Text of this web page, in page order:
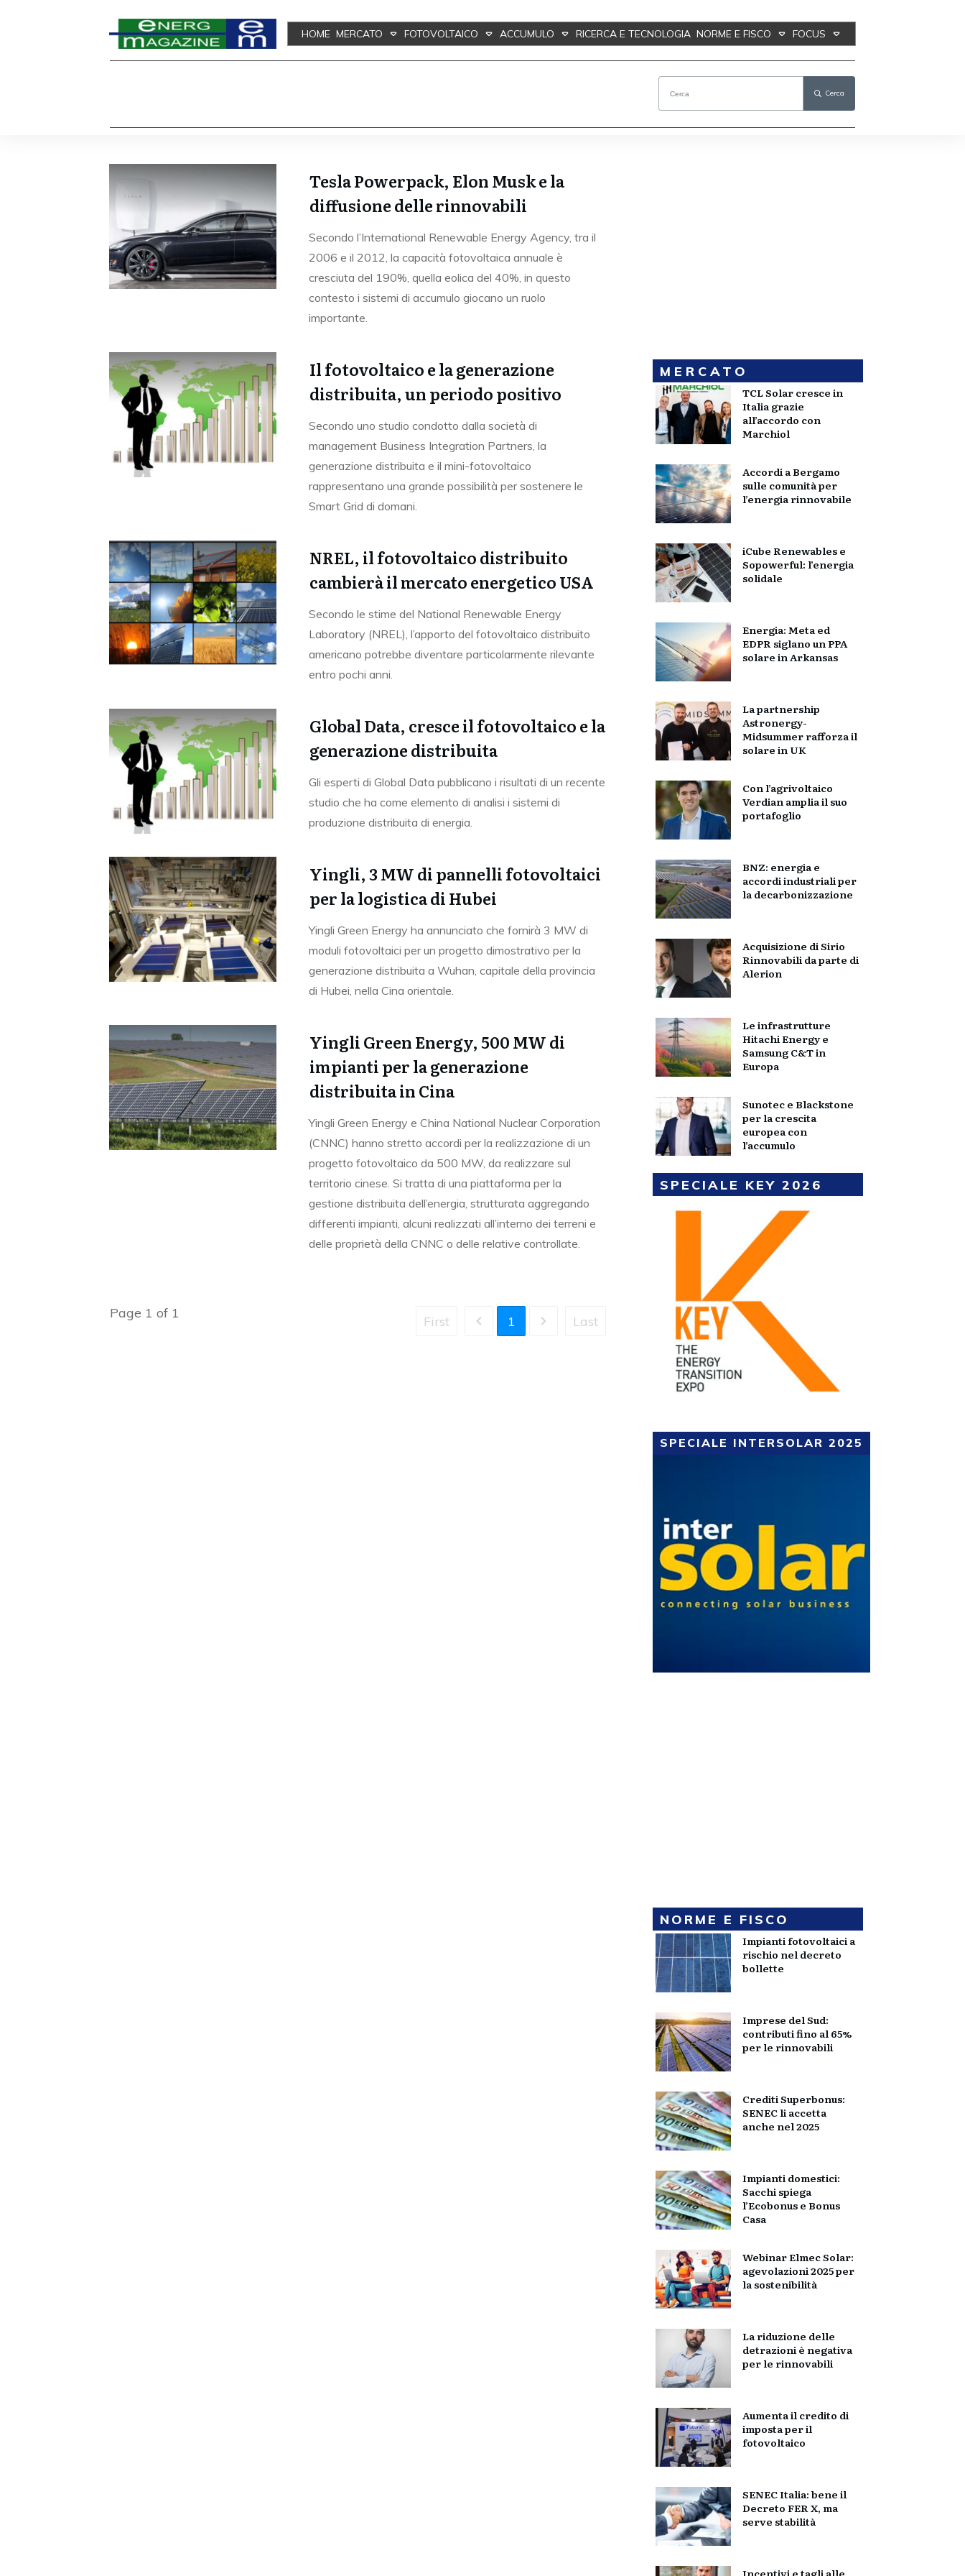
HOME MERCATO FOTOVOLTAICO ACCUMULO RICERCA E TECNOLOGIA NORME E FISCO FOCUS
Cerca
Tesla Powerpack, Elon Musk e la
diffusione delle rinnovabili
Secondo l’International Renewable Energy Agency, tra il
2006 e il 2012, la capacità fotovoltaica annuale è
cresciuta del 190%, quella eolica del 40%, in questo
contesto i sistemi di accumulo giocano un ruolo
importante.
Il fotovoltaico e la generazione
distribuita, un periodo positivo
Secondo uno studio condotto dalla società di
management Business Integration Partners, la
generazione distribuita e il mini-fotovoltaico
rappresentano una grande possibilità per sostenere le
Smart Grid di domani.
NREL, il fotovoltaico distribuito
cambierà il mercato energetico USA
Secondo le stime del National Renewable Energy
Laboratory (NREL), l’apporto del fotovoltaico distribuito
americano potrebbe diventare particolarmente rilevante
entro pochi anni.
Global Data, cresce il fotovoltaico e la
generazione distribuita
Gli esperti di Global Data pubblicano i risultati di un recente
studio che ha come elemento di analisi i sistemi di
produzione distribuita di energia.
Yingli, 3 MW di pannelli fotovoltaici
per la logistica di Hubei
Yingli Green Energy ha annunciato che fornirà 3 MW di
moduli fotovoltaici per un progetto dimostrativo per la
generazione distribuita a Wuhan, capitale della provincia
di Hubei, nella Cina orientale.
Yingli Green Energy, 500 MW di
impianti per la generazione
distribuita in Cina
Yingli Green Energy e China National Nuclear Corporation
(CNNC) hanno stretto accordi per la realizzazione di un
progetto fotovoltaico da 500 MW, da realizzare sul
territorio cinese. Si tratta di una piattaforma per la
gestione distribuita dell’energia, strutturata aggregando
differenti impianti, alcuni realizzati all’interno dei terreni e
delle proprietà della CNNC o delle relative controllate.
Page 1 of 1
First 1 Last
MERCATO
TCL Solar cresce in
Italia grazie
all’accordo con
Marchiol
Accordi a Bergamo
sulle comunità per
l’energia rinnovabile
iCube Renewables e
Sopowerful: l’energia
solidale
Energia: Meta ed
EDPR siglano un PPA
solare in Arkansas
La partnership
Astronergy-
Midsummer rafforza il
solare in UK
Con l’agrivoltaico
Verdian amplia il suo
portafoglio
BNZ: energia e
accordi industriali per
la decarbonizzazione
Acquisizione di Sirio
Rinnovabili da parte di
Alerion
Le infrastrutture
Hitachi Energy e
Samsung C&T in
Europa
Sunotec e Blackstone
per la crescita
europea con
l’accumulo
SPECIALE KEY 2026
SPECIALE INTERSOLAR 2025
NORME E FISCO
Impianti fotovoltaici a
rischio nel decreto
bollette
Imprese del Sud:
contributi fino al 65%
per le rinnovabili
Crediti Superbonus:
SENEC li accetta
anche nel 2025
Impianti domestici:
Sacchi spiega
l’Ecobonus e Bonus
Casa
Webinar Elmec Solar:
agevolazioni 2025 per
la sostenibilità
La riduzione delle
detrazioni è negativa
per le rinnovabili
Aumenta il credito di
imposta per il
fotovoltaico
SENEC Italia: bene il
Decreto FER X, ma
serve stabilità
Incentivi e tagli alle